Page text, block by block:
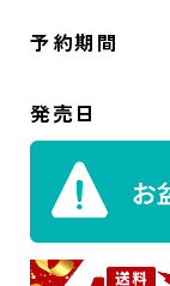
予約期間
発売日